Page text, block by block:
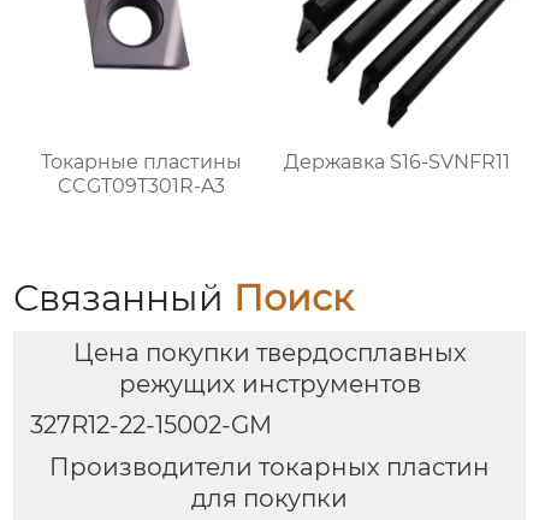
Токарные пластины
CCGT09T301R-A3
Державка S16-SVNFR11
Связанный Поиск
Цена покупки твердосплавных
режущих инструментов
327R12-22-15002-GM
Производители токарных пластин
для покупки